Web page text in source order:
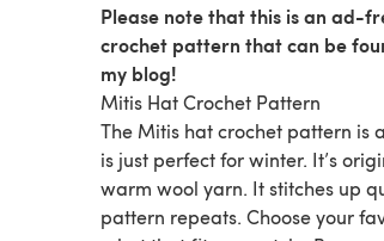
Please note that this is an ad-
crochet pattern that can be
my blog!
Mitis Hat Crochet Pattern
The Mitis hat crochet pattern is
is just perfect for winter. It’s
warm wool yarn. It stitches up
pattern repeats. Choose your